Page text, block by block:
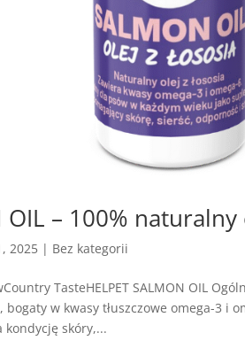
OIL – 100%
2025 | Bez kategorii
TasteHELPET SALMON OIL
bogaty w kwasy tłuszczowe omega-3 i
skóry,...